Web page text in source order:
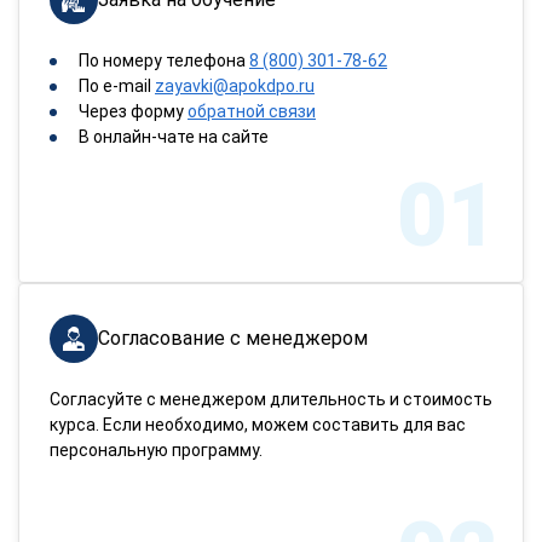
По номеру телефона 8 (800) 301-78-62
По e-mail zayavki@apokdpo.ru
Через формуобратной связи
В онлайн-чате на сайте
01
Согласование с менеджером
Согласуйте с менеджером длительность и стоимость
курса. Если необходимо, можем составить для вас
персональную программу.